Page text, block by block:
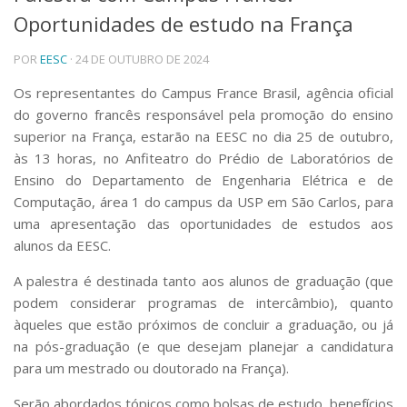
Telefones e Mapas
Pessoas
Ensino
Graduação
Pós-Graduação
Educação a distância
Cursos de Extensão
Pesquisa e Inovação
Linhas de Pesquisa
Centros, Núcleos e Projetos em Rede
Pós-doutorado
Transferência de Tecnologia
Empresas Juniores
Extensão à Comunidade
Projetos, Programas e Cursos
Artes, Cultura e Esportes
Oportunidades de estudo na França
POREESC · 24 DE OUTUBRO DE 2024
Os representantes do Campus France Brasil, agência oficial
do governo francês responsável pela promoção do ensino
superior na França, estarão na EESC no dia 25 de outubro,
às 13 horas, no Anfiteatro do Prédio de Laboratórios de
Ensino do Departamento de Engenharia Elétrica e de
Computação, área 1 do campus da USP em São Carlos,para
uma apresentação das oportunidades de estudos aos
alunos da EESC.
A palestra é destinada tanto aos alunos de graduação (que
podem considerar programas de intercâmbio), quanto
àqueles que estão próximos de concluir a graduação, ou já
na pós-graduação (e que desejam planejar a candidatura
para um mestrado ou doutorado na França).
Serão abordados tópicos como bolsas de estudo, benefícios